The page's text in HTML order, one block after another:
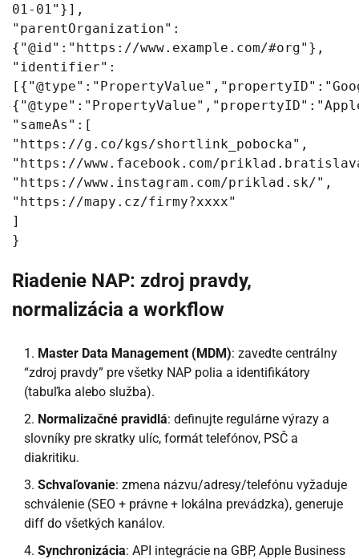
01-01"}],
"parentOrganization":
{"@id":"https://www.example.com/#org"},
"identifier":
"sameAs":[
"https://g.co/kgs/shortlink_pobocka",
"https://www.facebook.com/
"https://www.instagram.com/priklad.sk/",
"https://mapy.cz/firmy?xxxx"
]
}
Riadenie NAP: zdroj pravdy,
normalizácia a workflow
Master Data Management (MDM): zavedte centrálny
“zdroj pravdy” pre všetky NAP polia a identifikátory
(tabuľka alebo služba).
Normalizačné pravidlá: definujte regulárne výrazy a
slovníky pre skratky ulíc, formát telefónov, PSČ a
diakritiku.
Schvaľovanie: zmena názvu/adresy/telefónu vyžaduje
schválenie (SEO + právne + lokálna prevádzka), generuje
diff do všetkých kanálov.
Synchronizácia: API integrácie na GBP, Apple Business